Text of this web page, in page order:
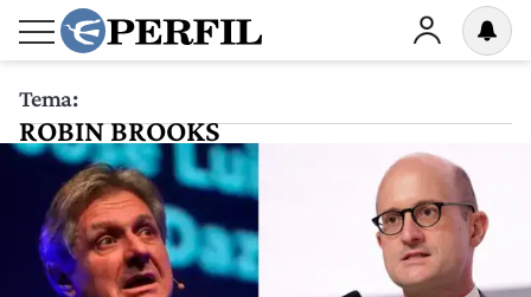
Tema:
ROBIN BROOKS